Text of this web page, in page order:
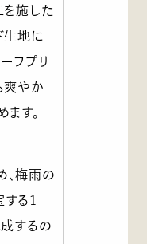
施した
生地に
フプリ
爽やか
す。
梅雨の
る1
するの